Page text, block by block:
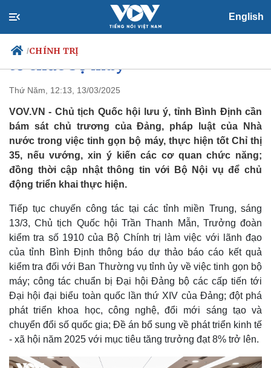
English
/CHÍNH TRỊ
Chính trị
Đảng
Tổ chức nhân sự
Quốc hội
Nhận diện sự thật
Xã hội
Tin 24h
Dự báo thời tiết
Giáo dục
Dấu ấn VOV
Chủ tịch Quốc hội: Cần công tâm,
vô tư, khách quan trong sắp xếp
tổ chức bộ máy
Thứ Năm, 12:13, 13/03/2025
VOV.VN - Chủ tịch Quốc hội lưu ý, tỉnh Bình Định cần
bám sát chủ trương của Đảng, pháp luật của Nhà
nước trong việc tinh gọn bộ máy, thực hiện tốt Chỉ thị
35, nếu vướng, xin ý kiến các cơ quan chức năng;
đồng thời cập nhật thông tin với Bộ Nội vụ để chủ
động triển khai thực hiện.
Tiếp tục chuyến công tác tại các tỉnh miền Trung, sáng
13/3, Chủ tịch Quốc hội Trần Thanh Mẫn, Trưởng đoàn
kiểm tra số 1910 của Bộ Chính trị làm việc với lãnh đạo
của tỉnh Bình Định thông báo dự thảo báo cáo kết quả
kiểm tra đối với Ban Thường vụ tỉnh ủy về việc tinh gọn bộ
máy; công tác chuẩn bị Đại hội Đảng bộ các cấp tiến tới
Đại hội đại biểu toàn quốc lần thứ XIV của Đảng; đột phá
phát triển khoa học, công nghệ, đổi mới sáng tạo và
chuyển đổi số quốc gia; Đề án bổ sung về phát triển kinh tế
- xã hội năm 2025 với mục tiêu tăng trưởng đạt 8% trở lên.